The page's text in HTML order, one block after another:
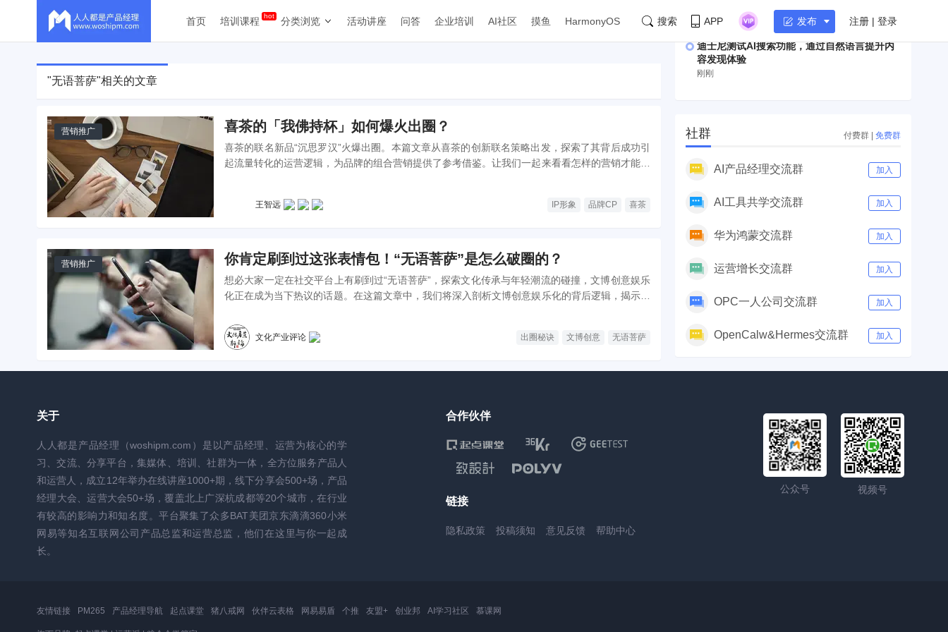
首页 培训课程 分类浏览 活动讲座 问答 企业培训 AI社区 摸鱼 HarmonyOS 搜索 APP 发布 注册 | 登录
"无语菩萨"相关的文章
营销推广 喜茶的「我佛持杯」如何爆火出圈？
喜茶的联名新品“沉思罗汉”火爆出圈。本篇文章从喜茶的创新联名策略出发，探索了其背后成功引
起流量转化的运营逻辑，为品牌的组合营销提供了参考借鉴。让我们一起来看看怎样的营销才能引
王智远 IP形象 品牌CP 喜茶
营销推广 你肯定刷到过这张表情包！“无语菩萨”是怎么破圈的？
想必大家一定在社交平台上有刷到过“无语菩萨”，探索文化传承与年轻潮流的碰撞，文博创意娱乐
化正在成为当下热议的话题。在这篇文章中，我们将深入剖析文博创意娱乐化的背后逻辑，揭示成
文化产业评论 出圈秘诀 文博创意 无语菩萨
刚刚
迪士尼测试AI搜索功能，通过自然语言提升内
容发现体验
刚刚
社群 付费群 | 免费群
AI产品经理交流群 加入
AI工具共学交流群 加入
华为鸿蒙交流群 加入
运营增长交流群 加入
OPC一人公司交流群 加入
OpenCalw&Hermes交流群 加入
关于
人人都是产品经理（woshipm.com）是以产品经理、运营为核心的学
习、交流、分享平台，集媒体、培训、社群为一体，全方位服务产品人
和运营人，成立12年举办在线讲座1000+期，线下分享会500+场，产品
经理大会、运营大会50+场，覆盖北上广深杭成都等20个城市，在行业
有较高的影响力和知名度。平台聚集了众多BAT美团京东滴滴360小米
网易等知名互联网公司产品总监和运营总监，他们在这里与你一起成
长。
合作伙伴
链接
隐私政策 投稿须知 意见反馈 帮助中心
公众号 视频号
友情链接 PM265 产品经理导航 起点课堂 猪八戒网 伙伴云表格 网易易盾 个推 友盟+ 创业邦 AI学习社区 慕课网